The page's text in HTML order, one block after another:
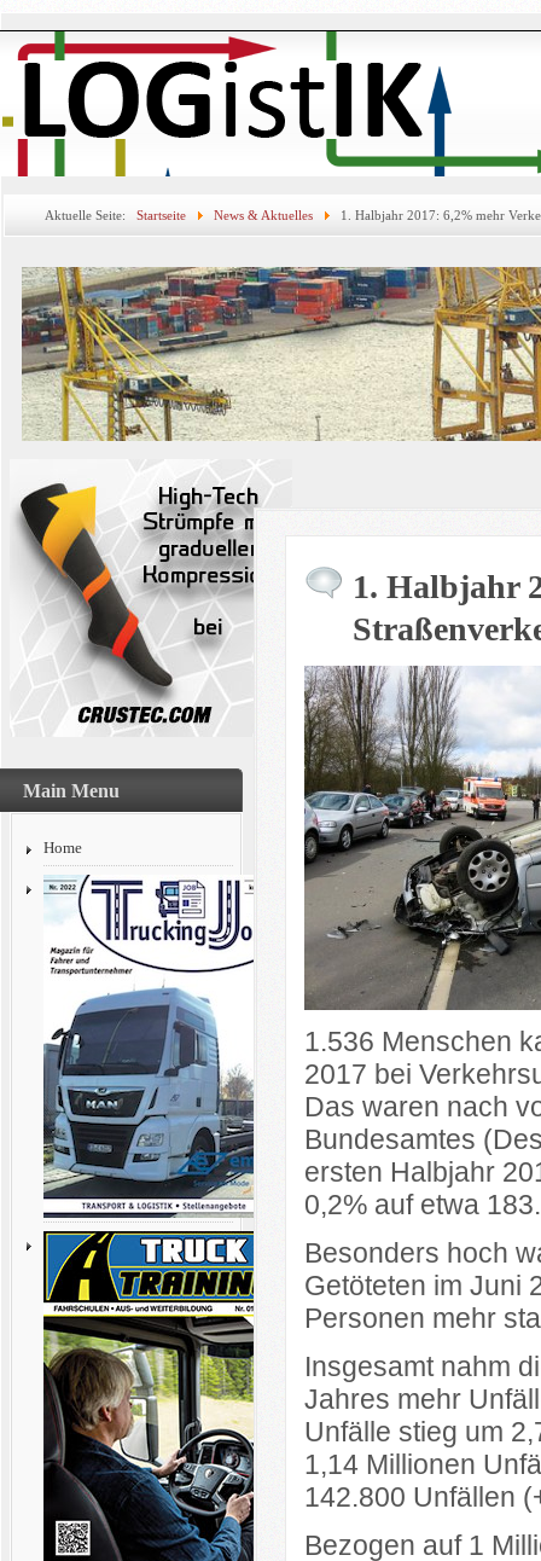
Aktuelle Seite: Startseite News & Aktuelles 1. Halbjahr 2017: 6,2% mehr
Main Menu
Home
1. Halbjahr
1.536 Menschen
2017 bei
Das waren nach
Bundesamtes
ersten Halbjahr
0,2% auf etwa
Besonders hoch
Getöteten im Juni
Personen mehr
Insgesamt nahm
Jahres mehr
Unfälle stieg um
1,14 Millionen
142.800 Unfällen
Bezogen auf 1